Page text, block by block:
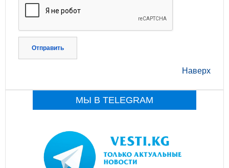
Отправить
Наверх
МЫ В TELEGRAM